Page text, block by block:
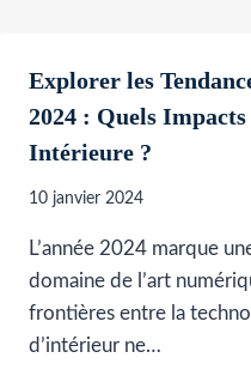
Explorer les
2024 : Quels
Intérieure ?
10 janvier 2024
L’année 2024 marque
domaine de l’art
frontières entre la
d’intérieur ne…